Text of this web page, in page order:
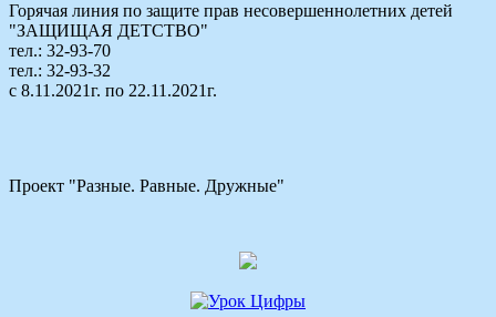
Горячая линия по защите прав несовершеннолетних детей
"ЗАЩИЩАЯ ДЕТСТВО"
тел.: 32-93-70
тел.: 32-93-32
с 8.11.2021г. по 22.11.2021г.
Проект "Разные. Равные. Дружные"